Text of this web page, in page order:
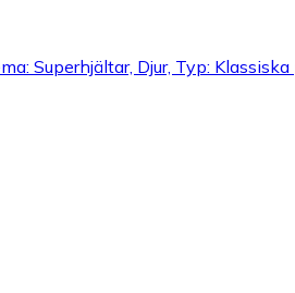
Superhjältar, Djur, Typ: Klassiska